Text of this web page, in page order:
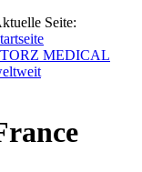
Seite:
MEDICAL